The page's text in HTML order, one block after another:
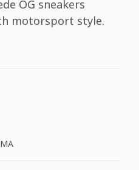
OG sneakers
motorsport style.